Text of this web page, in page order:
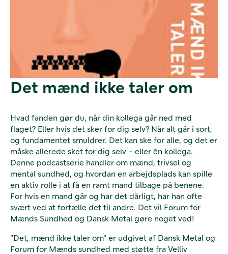
Det mænd ikke taler om
Hvad fanden gør du, når din kollega går ned med
flaget? Eller hvis det sker for dig selv? Når alt går i sort,
og fundamentet smuldrer. Det kan ske for alle, og det er
måske allerede sket for dig selv – eller én kollega.
Denne podcastserie handler om mænd, trivsel og
mental sundhed, og hvordan en arbejdsplads kan spille
en aktiv rolle i at få en ramt mand tilbage på benene.
For hvis en mand går og har det dårligt, har han ofte
svært ved at fortælle det til andre. Det vil Forum for
Mænds Sundhed og Dansk Metal gøre noget ved!
"Det, mænd ikke taler om" er udgivet af Dansk Metal og
Forum for Mænds sundhed med støtte fra Velliv